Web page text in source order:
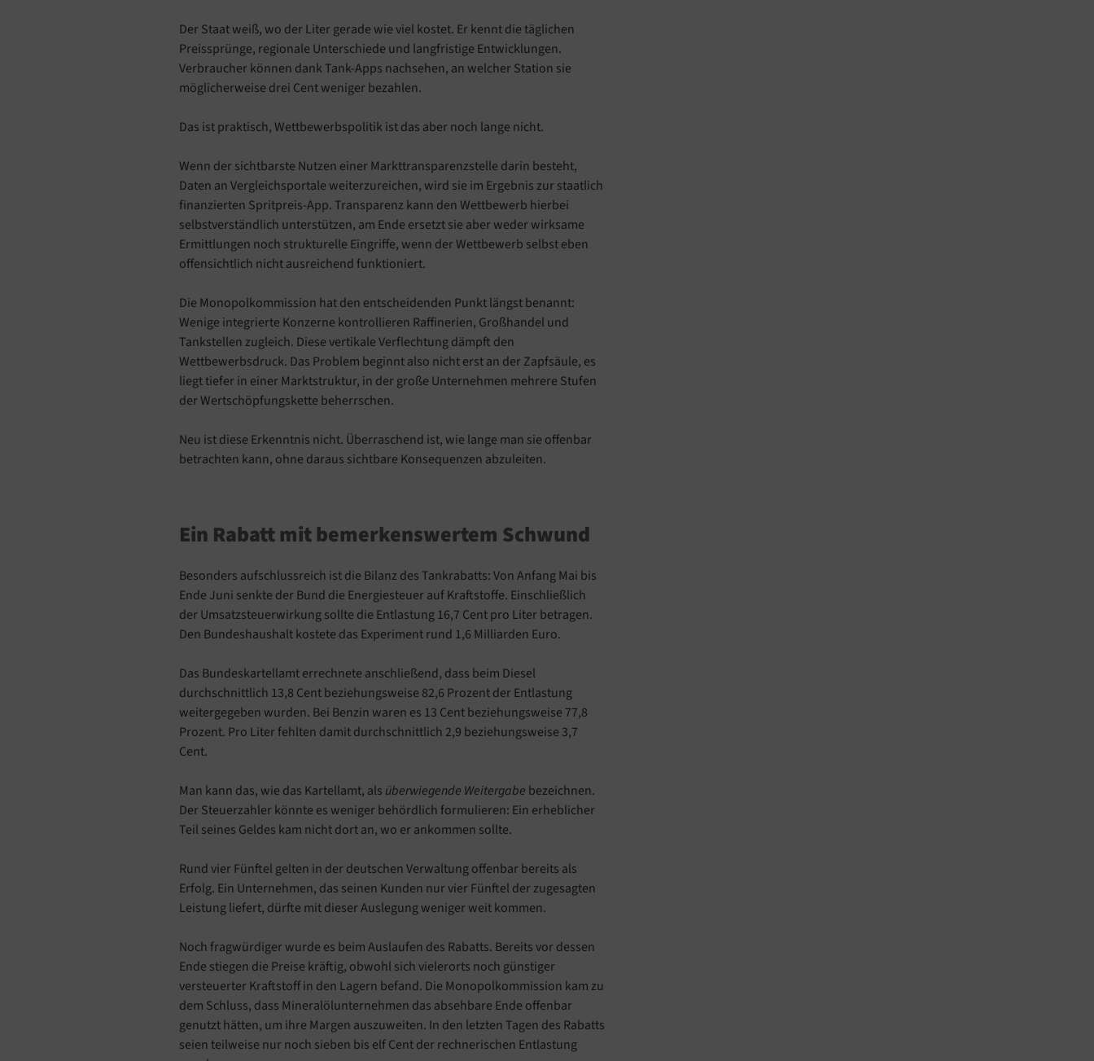
Der Staat weiß, wo der Liter gerade wie viel kostet. Er kennt die täglichen
Preissprünge, regionale Unterschiede und langfristige Entwicklungen.
Verbraucher können dank Tank-Apps nachsehen, an welcher Station sie
möglicherweise drei Cent weniger bezahlen.
Das ist praktisch, Wettbewerbspolitik ist das aber noch lange nicht.
Wenn der sichtbarste Nutzen einer Markttransparenzstelle darin besteht,
Daten an Vergleichsportale weiterzureichen, wird sie im Ergebnis zur staatlich
finanzierten Spritpreis-App. Transparenz kann den Wettbewerb hierbei
selbstverständlich unterstützen, am Ende ersetzt sie aber weder wirksame
Ermittlungen noch strukturelle Eingriffe, wenn der Wettbewerb selbst eben
offensichtlich nicht ausreichend funktioniert.
Die Monopolkommission hat den entscheidenden Punkt längst benannt:
Wenige integrierte Konzerne kontrollieren Raffinerien, Großhandel und
Tankstellen zugleich. Diese vertikale Verflechtung dämpft den
Wettbewerbsdruck. Das Problem beginnt also nicht erst an der Zapfsäule, es
liegt tiefer in einer Marktstruktur, in der große Unternehmen mehrere Stufen
der Wertschöpfungskette beherrschen.
Neu ist diese Erkenntnis nicht. Überraschend ist, wie lange man sie offenbar
betrachten kann, ohne daraus sichtbare Konsequenzen abzuleiten.
Ein Rabatt mit bemerkenswertem Schwund
Besonders aufschlussreich ist die Bilanz des Tankrabatts: Von Anfang Mai bis
Ende Juni senkte der Bund die Energiesteuer auf Kraftstoffe. Einschließlich
der Umsatzsteuerwirkung sollte die Entlastung 16,7 Cent pro Liter betragen.
Den Bundeshaushalt kostete das Experiment rund 1,6 Milliarden Euro.
Das Bundeskartellamt errechnete anschließend, dass beim Diesel
durchschnittlich 13,8 Cent beziehungsweise 82,6 Prozent der Entlastung
weitergegeben wurden. Bei Benzin waren es 13 Cent beziehungsweise 77,8
Prozent. Pro Liter fehlten damit durchschnittlich 2,9 beziehungsweise 3,7
Cent.
Man kann das, wie das Kartellamt, als überwiegende Weitergabe bezeichnen.
Der Steuerzahler könnte es weniger behördlich formulieren: Ein erheblicher
Teil seines Geldes kam nicht dort an, wo er ankommen sollte.
Rund vier Fünftel gelten in der deutschen Verwaltung offenbar bereits als
Erfolg. Ein Unternehmen, das seinen Kunden nur vier Fünftel der zugesagten
Leistung liefert, dürfte mit dieser Auslegung weniger weit kommen.
Noch fragwürdiger wurde es beim Auslaufen des Rabatts. Bereits vor dessen
Ende stiegen die Preise kräftig, obwohl sich vielerorts noch günstiger
versteuerter Kraftstoff in den Lagern befand. Die Monopolkommission kam zu
dem Schluss, dass Mineralölunternehmen das absehbare Ende offenbar
genutzt hätten, um ihre Margen auszuweiten. In den letzten Tagen des Rabatts
seien teilweise nur noch sieben bis elf Cent der rechnerischen Entlastung